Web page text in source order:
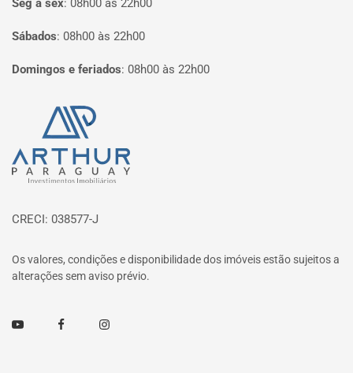
Seg à sex: 08h00 às 22h00
Sábados: 08h00 às 22h00
Domingos e feriados: 08h00 às 22h00
Página inicial
CRECI: 038577-J
Os valores, condições e disponibilidade dos imóveis estão sujeitos a
alterações sem aviso prévio.
Youtube FacebookInstagram